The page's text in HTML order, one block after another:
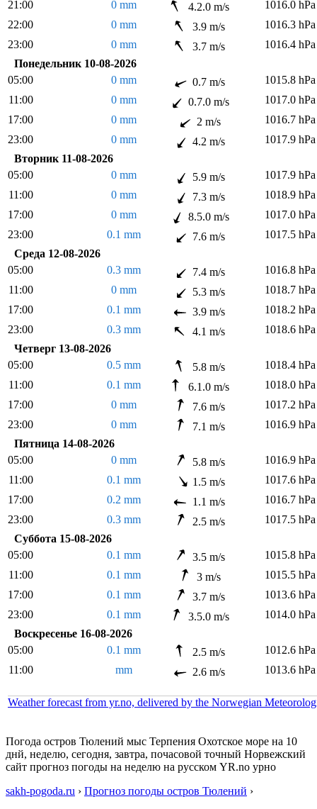
21:00 0 mm 4.2.0 m/s
1016.0 hPa
22:00
0 mm 3.9 m/s
1016.3 hPa
23:00
0 mm 3.7 m/s
1016.4 hPa
Понедельник 10-08-2026
05:00
0 mm 0.7 m/s
1015.8 hPa
11:00
0 mm 0.7.0 m/s
1017.0 hPa
17:00
0 mm 2 m/s
1016.7 hPa
23:00
0 mm 4.2 m/s
1017.9 hPa
Вторник 11-08-2026
05:00
0 mm 5.9 m/s
1017.9 hPa
11:00
0 mm 7.3 m/s
1018.9 hPa
17:00
0 mm 8.5.0 m/s
1017.0 hPa
23:00
0.1 mm 7.6 m/s
1017.5 hPa
Среда 12-08-2026
05:00
0.3 mm 7.4 m/s
1016.8 hPa
11:00
0 mm 5.3 m/s
1018.7 hPa
17:00
0.1 mm 3.9 m/s
1018.2 hPa
23:00
0.3 mm 4.1 m/s
1018.6 hPa
Четверг 13-08-2026
05:00
0.5 mm 5.8 m/s
1018.4 hPa
11:00
0.1 mm 6.1.0 m/s
1018.0 hPa
17:00
0 mm 7.6 m/s
1017.2 hPa
23:00
0 mm 7.1 m/s
1016.9 hPa
Пятница 14-08-2026
05:00
0 mm 5.8 m/s
1016.9 hPa
11:00
0.1 mm 1.5 m/s
1017.6 hPa
17:00
0.2 mm 1.1 m/s
1016.7 hPa
23:00
0.3 mm 2.5 m/s
1017.5 hPa
Суббота 15-08-2026
05:00
0.1 mm 3.5 m/s
1015.8 hPa
11:00
0.1 mm 3 m/s
1015.5 hPa
17:00
0.1 mm 3.7 m/s
1013.6 hPa
23:00
0.1 mm 3.5.0 m/s
1014.0 hPa
Воскресенье 16-08-2026
05:00
0.1 mm 2.5 m/s
1012.6 hPa
11:00
mm 2.6 m/s 1013.6 hPa
Weather forecast from yr.no, delivered by the Norwegian
Погода остров Тюлений мыс Терпения Охотское море на 10
днй, неделю, сегодня, завтра, почасовой точный Норвежский
сайт прогноз погоды на неделю на русском YR.no урно
sakh-pogoda.ru › Прогноз погоды остров Тюлений ›